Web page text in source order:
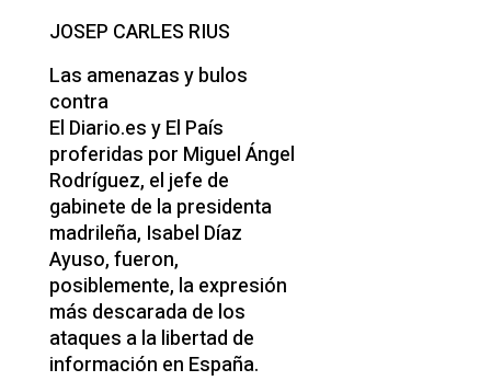
JOSEP CARLES RIUS
Las amenazas y bulos
contra
El Diario.es y El País
proferidas por Miguel Ángel
Rodríguez, el jefe de
gabinete de la presidenta
madrileña, Isabel Díaz
Ayuso, fueron,
posiblemente, la expresión
más descarada de los
ataques a la libertad de
información en España.